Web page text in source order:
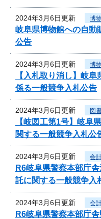
2024年3月6日更新 博
岐阜県博物館への自動
公告
2024年3月6日更新 博
【入札取り消し】岐
係る一般競争入札公告
2024年3月6日更新 図
【岐図工第1号】岐阜
関する一般競争入札公
2024年3月6日更新 会
R6岐阜県警察本部庁
託に関する一般競争入
2024年3月6日更新 会
R6岐阜県警察本部庁